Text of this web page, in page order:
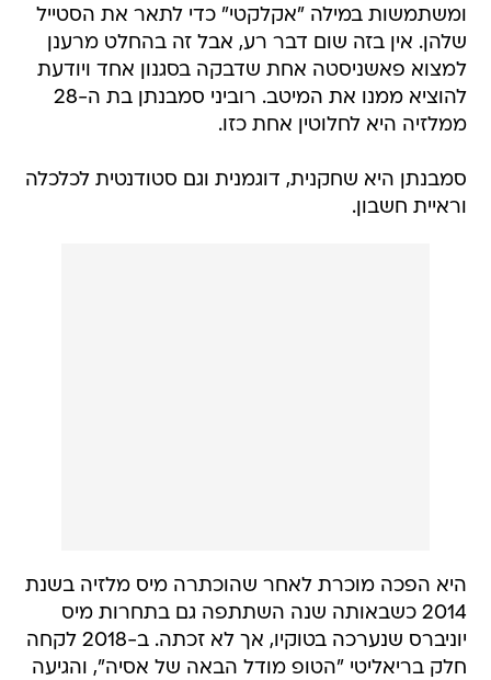
ומשתמשות במילה "אקלקטי" כדי לתאר את הסטייל
שלהן. אין בזה שום דבר רע, אבל זה בהחלט מרענן
למצוא פאשניסטה אחת שדבקה בסגנון אחד ויודעת
להוציא ממנו את המיטב. רוביני סמבנתן בת ה-28
ממלזיה היא לחלוטין אחת כזו.
סמבנתן היא שחקנית, דוגמנית וגם סטודנטית לכלכלה
וראיית חשבון.
היא הפכה מוכרת לאחר שהוכתרה מיס מלזיה בשנת
2014 כשבאותה שנה השתתפה גם בתחרות מיס
יוניברס שנערכה בטוקיו, אך לא זכתה. ב-2018 לקחה
חלק בריאליטי "הטופ מודל הבאה של אסיה", והגיעה